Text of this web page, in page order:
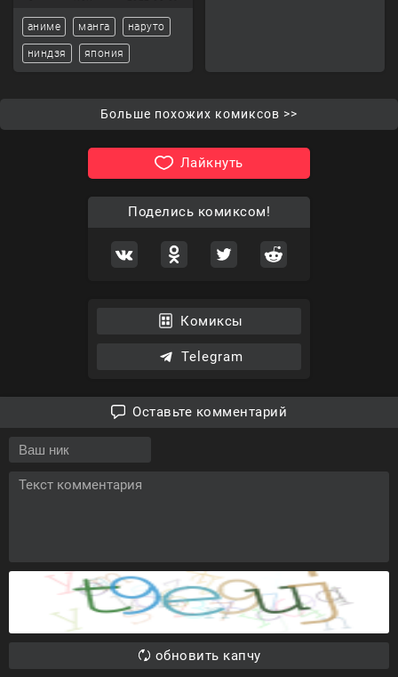
аниме манга наруто
ниндзя япония
Больше похожих комиксов >>
Лайкнуть
Поделись комиксом!
Комиксы
Telegram
Оставьте комментарий
обновить капчу